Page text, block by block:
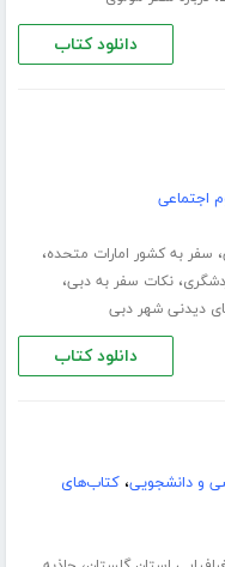
دانلود کتاب
اجتماعی
، سفر به کشور امارات متحده،
،نکات سفر به دبی،
دیدنی شهر دبی
دانلود کتاب
و دانشجویی،کتاب‌های